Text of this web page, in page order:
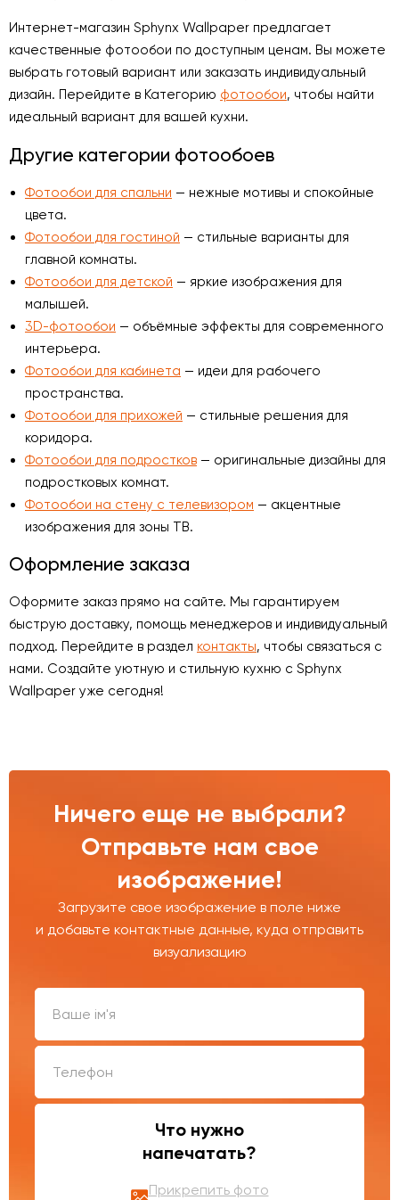
Интернет-магазин Sphynx Wallpaper предлагает
качественные фотообои по доступным ценам. Вы можете
выбрать готовый вариант или заказать индивидуальный
дизайн. Перейдите в Категорию фотообои, чтобы найти
идеальный вариант для вашей кухни.
Другие категории фотообоев
Фотообои для спальни — нежные мотивы и спокойные
цвета.
Фотообои для гостиной — стильные варианты для
главной комнаты.
Фотообои для детской — яркие изображения для
малышей.
3D-фотообои — объёмные эффекты для современного
интерьера.
Фотообои для кабинета — идеи для рабочего
пространства.
Фотообои для прихожей — стильные решения для
коридора.
Фотообои для подростков — оригинальные дизайны для
подростковых комнат.
Фотообои на стену с телевизором — акцентные
изображения для зоны ТВ.
Оформление заказа
Оформите заказ прямо на сайте. Мы гарантируем
быструю доставку, помощь менеджеров и индивидуальный
подход. Перейдите в раздел контакты, чтобы связаться с
нами. Создайте уютную и стильную кухню с Sphynx
Wallpaper уже сегодня!
Ничего еще не выбрали?
Отправьте нам свое
изображение!
Загрузите свое изображение в поле ниже
и добавьте контактные данные, куда отправить
визуализацию
Что нужно
напечатать?
Прикрепить фото